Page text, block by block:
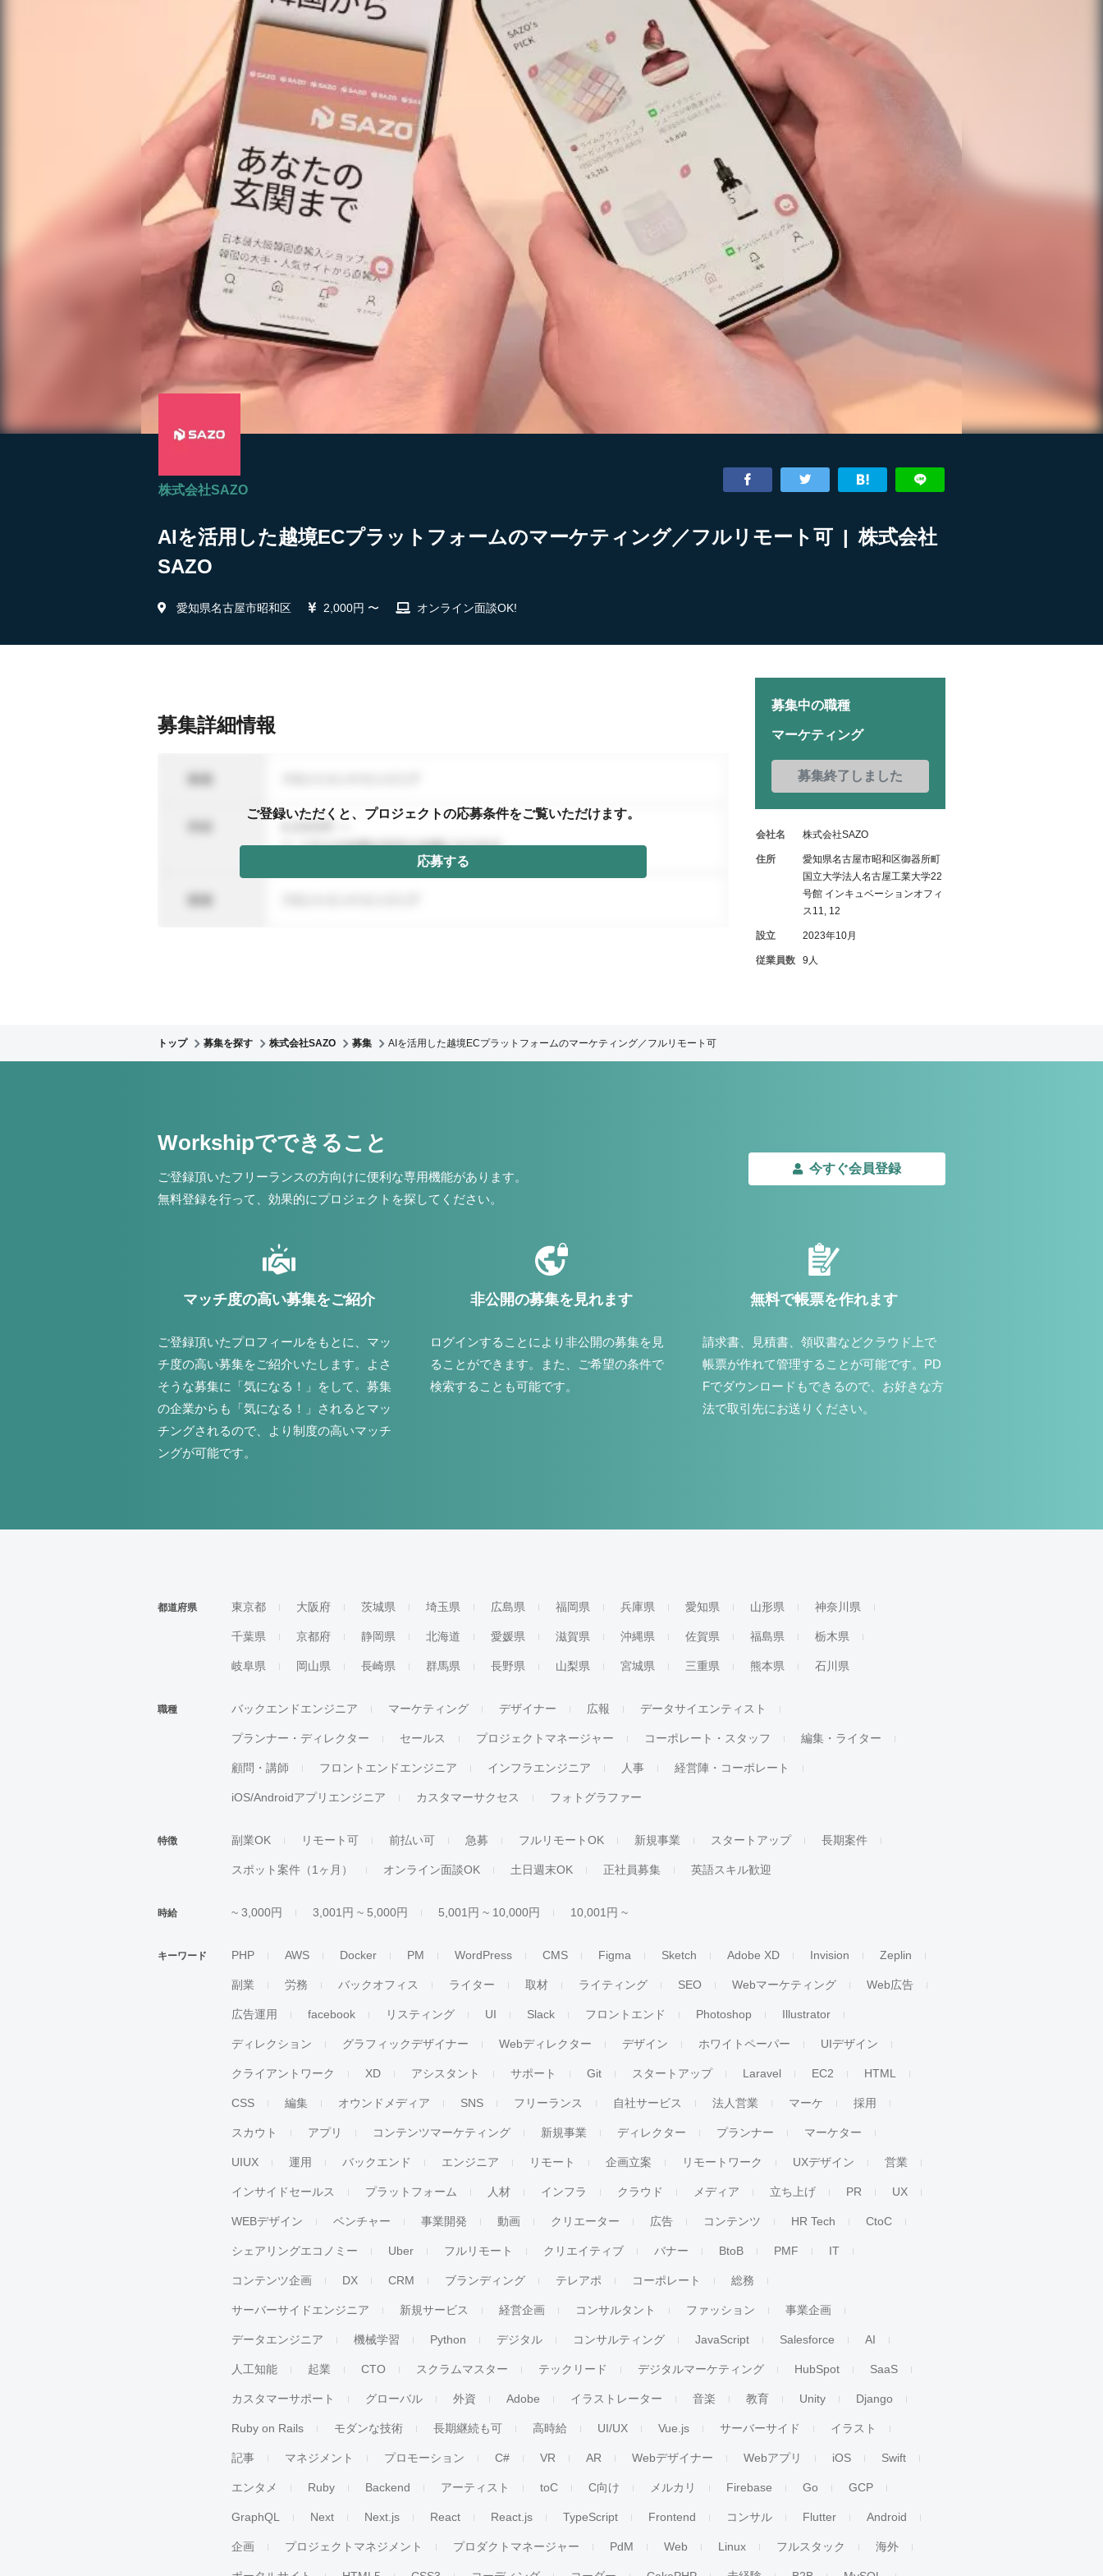
株式会社SAZO
AIを活用した越境ECプラットフォームのマーケティング／フルリモート可 | 株式会社
SAZO
愛知県名古屋市昭和区 2,000円 〜 オンライン面談OK!
募集詳細情報
ご登録いただくと、プロジェクトの応募条件をご覧いただけます。
応募する
募集中の職種
マーケティング
募集終了しました
会社名 株式会社SAZO
住所
愛知県名古屋市昭和区御器所町
国立大学法人名古屋工業大学22
号館 インキュベーションオフィ
ス11, 12
設立 2023年10月
従業員数 9人
トップ 募集を探す 株式会社SAZO 募集 AIを活用した越境ECプラットフォームのマーケティング／フルリモート可
Workshipでできること
ご登録頂いたフリーランスの方向けに便利な専用機能があります。
無料登録を行って、効果的にプロジェクトを探してください。
今すぐ会員登録
マッチ度の高い募集をご紹介
ご登録頂いたプロフィールをもとに、マッ
チ度の高い募集をご紹介いたします。よさ
そうな募集に「気になる！」をして、募集
の企業からも「気になる！」されるとマッ
チングされるので、より制度の高いマッチ
ングが可能です。
非公開の募集を見れます
ログインすることにより非公開の募集を見
ることができます。また、ご希望の条件で
検索することも可能です。
無料で帳票を作れます
請求書、見積書、領収書などクラウド上で
帳票が作れて管理することが可能です。PD
Fでダウンロードもできるので、お好きな方
法で取引先にお送りください。
都道府県 東京都 大阪府 茨城県 埼玉県 広島県 福岡県 兵庫県 愛知県 山形県 神奈川県
千葉県 京都府 静岡県 北海道 愛媛県 滋賀県 沖縄県 佐賀県 福島県 栃木県
岐阜県 岡山県 長崎県 群馬県 長野県 山梨県 宮城県 三重県 熊本県 石川県
職種 バックエンドエンジニア マーケティング デザイナー 広報 データサイエンティスト
プランナー・ディレクター セールス プロジェクトマネージャー コーポレート・スタッフ 編集・ライター
顧問・講師 フロントエンドエンジニア インフラエンジニア 人事 経営陣・コーポレート
iOS/Androidアプリエンジニア カスタマーサクセス フォトグラファー
特徴 副業OK リモート可 前払い可 急募 フルリモートOK 新規事業 スタートアップ 長期案件
スポット案件（1ヶ月） オンライン面談OK 土日週末OK 正社員募集 英語スキル歓迎
時給 ~ 3,000円 3,001円 ~ 5,000円 5,001円 ~ 10,000円 10,001円 ~
キーワード PHP AWS Docker PM WordPress CMS Figma Sketch Adobe XD Invision Zeplin
副業 労務 バックオフィス ライター 取材 ライティング SEO Webマーケティング Web広告
広告運用 facebook リスティング UI Slack フロントエンド Photoshop Illustrator
ディレクション グラフィックデザイナー Webディレクター デザイン ホワイトペーパー UIデザイン
クライアントワーク XD アシスタント サポート Git スタートアップ Laravel EC2 HTML
CSS 編集 オウンドメディア SNS フリーランス 自社サービス 法人営業 マーケ 採用
スカウト アプリ コンテンツマーケティング 新規事業 ディレクター プランナー マーケター
UIUX 運用 バックエンド エンジニア リモート 企画立案 リモートワーク UXデザイン 営業
インサイドセールス プラットフォーム 人材 インフラ クラウド メディア 立ち上げ PR UX
WEBデザイン ベンチャー 事業開発 動画 クリエーター 広告 コンテンツ HR Tech CtoC
シェアリングエコノミー Uber フルリモート クリエイティブ バナー BtoB PMF IT
コンテンツ企画 DX CRM ブランディング テレアポ コーポレート 総務
サーバーサイドエンジニア 新規サービス 経営企画 コンサルタント ファッション 事業企画
データエンジニア 機械学習 Python デジタル コンサルティング JavaScript Salesforce AI
人工知能 起業 CTO スクラムマスター テックリード デジタルマーケティング HubSpot SaaS
カスタマーサポート グローバル 外資 Adobe イラストレーター 音楽 教育 Unity Django
Ruby on Rails モダンな技術 長期継続も可 高時給 UI/UX Vue.js サーバーサイド イラスト
記事 マネジメント プロモーション C# VR AR Webデザイナー Webアプリ iOS Swift
エンタメ Ruby Backend アーティスト toC C向け メルカリ Firebase Go GCP
GraphQL Next Next.js React React.js TypeScript Frontend コンサル Flutter Android
企画 プロジェクトマネジメント プロダクトマネージャー PdM Web Linux フルスタック 海外